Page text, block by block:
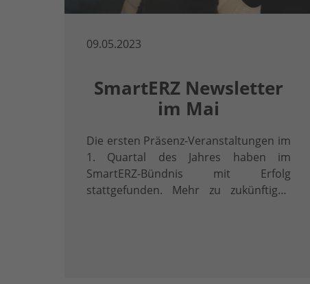
09.05.2023
SmartERZ Newsletter
im Mai
Die ersten Präsenz-Veranstaltungen im
1. Quartal des Jahres haben im
SmartERZ-Bündnis mit Erfolg
stattgefunden. Mehr zu zukünftigen